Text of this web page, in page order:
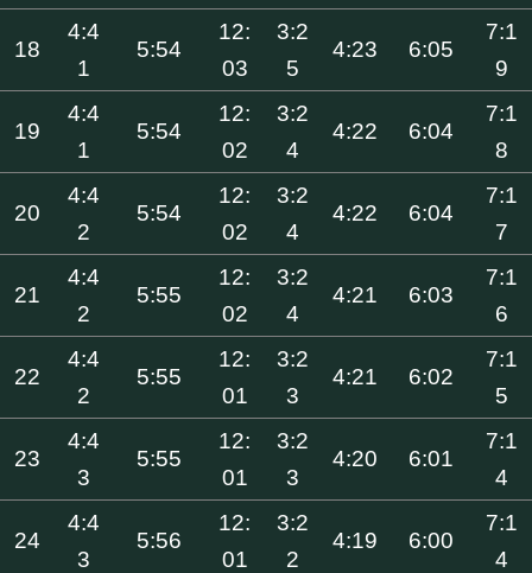
18
4:4
1
5:54
12:
03
3:2
5
4:23 6:05
7:1
9
19
4:4
1
5:54
12:
02
3:2
4
4:22 6:04
7:1
8
20
4:4
2
5:54
12:
02
3:2
4
4:22 6:04
7:1
7
21
4:4
2
5:55
12:
02
3:2
4
4:21 6:03
7:1
6
22
4:4
2
5:55
12:
01
3:2
3
4:21 6:02
7:1
5
23
4:4
3
5:55
12:
01
3:2
3
4:20 6:01
7:1
4
24
4:4
3
5:56
12:
01
3:2
2
4:19 6:00
7:1
4